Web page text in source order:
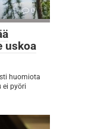
0
uskoa
huomiota
ei pyöri